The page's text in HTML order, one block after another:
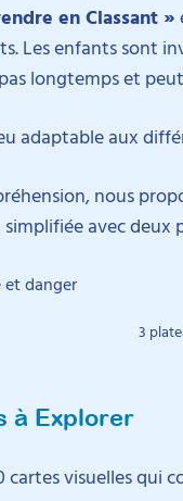
en Classant »
Les enfants sont
longtemps et
adaptable aux
nous
avec
3
à Explorer
visuelles qui